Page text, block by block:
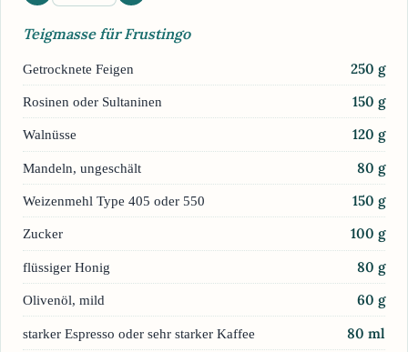
Teigmasse für Frustingo
Getrocknete Feigen 250 g
Rosinen oder Sultaninen 150 g
Walnüsse 120 g
Mandeln, ungeschält 80 g
Weizenmehl Type 405 oder 550 150 g
Zucker 100 g
flüssiger Honig 80 g
Olivenöl, mild 60 g
starker Espresso oder sehr starker Kaffee 80 ml